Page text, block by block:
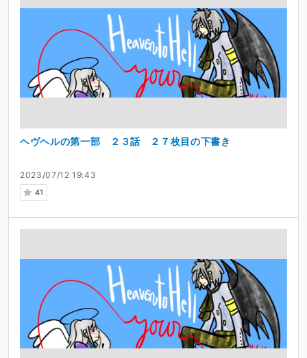
2023/07/12 19:43
41
ヘヴヘルの第一部 ２３話 ２７枚目の下書き